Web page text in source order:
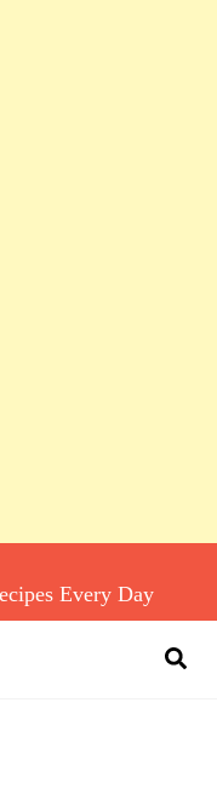
Every Day